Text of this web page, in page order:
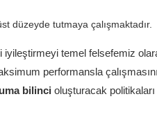
düzeyde tutmaya çalışmaktadır.
temel felsefemiz
performansla
bilinci oluşturacak